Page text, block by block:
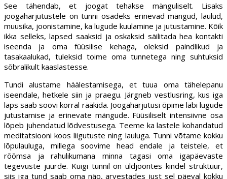
See tähendab, et joogat tehakse mänguliselt. Lisaks
joogaharjutustele on tunni osadeks erinevad mängud, laulud,
muusika, joonistamine, ka lugude kuulamine ja jutustamine. Kõik
ikka selleks, lapsed saaksid ja oskaksid säilitada hea kontakti
iseenda ja oma füüsilise kehaga, oleksid paindlikud ja
tasakaalukad, tuleksid toime oma tunnetega ning suhtuksid
sõbralikult kaaslastesse.
Tundi alustame häälestamisega, et tuua oma tähelepanu
iseendale, hetkele siin ja praegu. Järgneb vestlusring, kus iga
laps saab soovi korral rääkida. Joogaharjutusi õpime läbi lugude
jutustamise ja erinevate mängude. Füüsiliselt intensiivne osa
lõpeb juhendatud lõdvestusega. Teeme ka lastele kohandatud
meditatsiooni koos liigutuste ning lauluga. Tunni võtame kokku
lõpulauluga, millega soovime head endale ja teistele, et
rõõmsa ja rahulikumana minna tagasi oma igapäevaste
tegevuste juurde. Kuigi tunnil on üldjoontes kindel struktuur,
siis iga tund saab oma näo, arvestades just sel päeval kokku